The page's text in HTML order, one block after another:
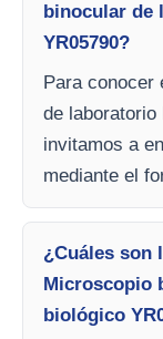
binocular de
YR05790?
Para conocer
de laboratorio
invitamos a
mediante el
¿Cuáles son
Microscopio
biológico